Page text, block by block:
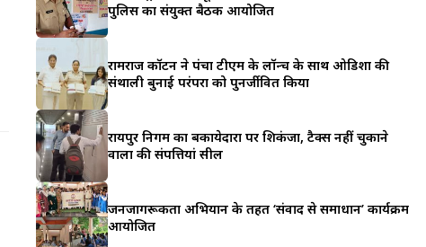
पुलिस का संयुक्त बैठक आयोजित
रामराज कॉटन ने पंचा टीएम के लॉन्च के साथ ओडिशा की
संथाली बुनाई परंपरा को पुनर्जीवित किया
रायपुर निगम का बकायेदारों पर शिकंजा, टैक्स नहीं चुकाने
वालों की संपत्तियां सील
जनजागरूकता अभियान के तहत ‘संवाद से समाधान’ कार्यक्रम
आयोजित